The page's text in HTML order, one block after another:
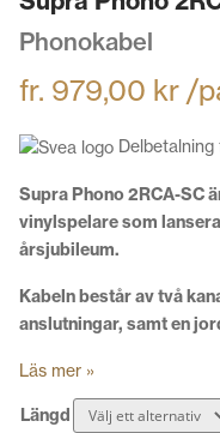
Phonokabel
fr. 979,00 kr /
Delbetalning
Supra Phono 2RCA-SC
vinylspelare som
årsjubileum.
Kabeln består av två
anslutningar, samt en
Läs mer »
Längd